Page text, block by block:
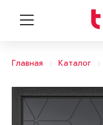
Главная Каталог